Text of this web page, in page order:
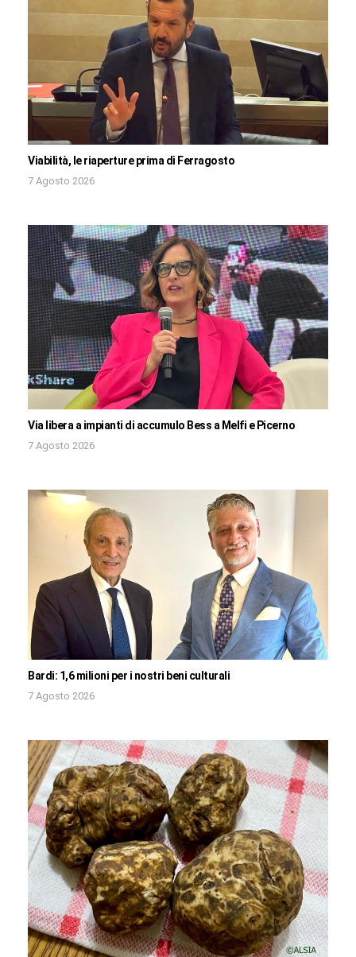
Viabilità, le riaperture prima di Ferragosto
7 Agosto 2026
Via libera a impianti di accumulo Bess a Melfi e Picerno
7 Agosto 2026
Bardi: 1,6 milioni per i nostri beni culturali
7 Agosto 2026